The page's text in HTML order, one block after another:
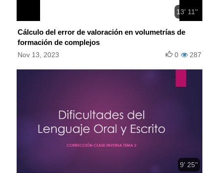
13' 11''
Cálculo del error de valoración en volumetrías de
formación de complejos
Nov 13, 2023 287
0
9' 25''